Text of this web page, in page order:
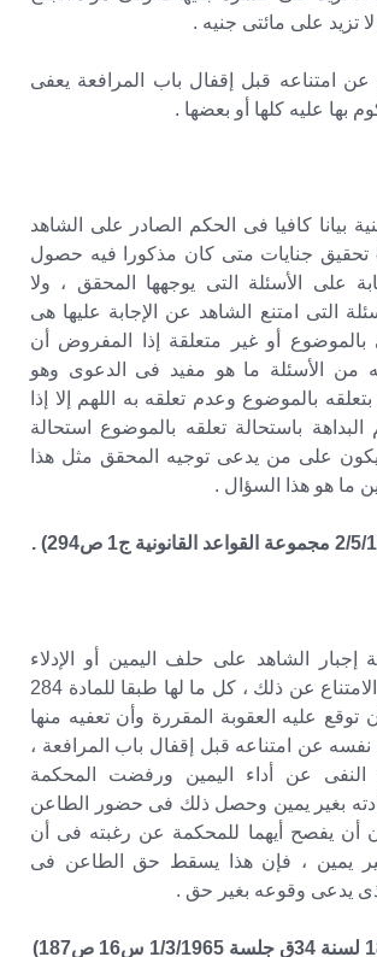
تزيد على مائتى جنيه .
عن امتناعه قبل إقفال باب المرافعة يعفى
بها عليه كلها أو بعضها .
بيانا كافيا فى الحكم الصادر على الشاهد
بحسب المادة 87 تحقيق جنايات متى كان مذكورا فيه حصول
على الأسئلة التى يوجهها المحقق ، ولا
التى امتنع الشاهد عن الإجابة عليها هى
بالموضوع أو غير متعلقة إذا المفروض أن
من الأسئلة ما هو مفيد فى الدعوى وهو
بالموضوع وعدم تعلقه به اللهم إلا إذا
باستحالة تعلقه بالموضوع استحالة
على من يدعى توجيه المحقق مثل هذا
ما هو هذا السؤال .
إجبار الشاهد على حلف اليمين أو الإدلاء
بالشهادة إن رأى الامتناع عن ذلك ، كل ما لها طبقا للمادة 284
توقع عليه العقوبة المقررة وأن تعفيه منها
نفسه عن امتناعه قبل إقفال باب المرافعة ،
النفى عن أداء اليمين ورفضت المحكمة
بغير يمين وحصل ذلك فى حضور الطاعن
أن يفصح أيهما للمحكمة عن رغبته فى أن
يمين ، فإن هذا يسقط حق الطاعن فى
يدعى وقوعه بغير حق .
(الطعن رقم 1891 لسنة 34ق جلسة 1/3/1965 س16 ص187)